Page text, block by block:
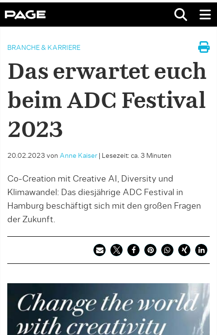
BRANCHE & KARRIERE
Das erwartet euch
beim ADC Festival
2023
20.02.2023 von Anne Kaiser Lesezeit: ca. 3 Minuten
Co-Creation mit Creative AI, Diversity und
Klimawandel: Das diesjährige ADC Festival in
Hamburg beschäftigt sich mit den großen Fragen
der Zukunft.